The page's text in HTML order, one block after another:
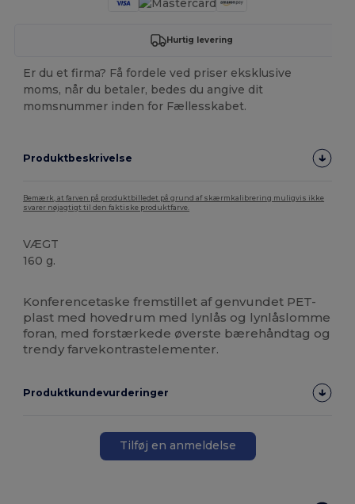
Hurtig levering
Er du et firma? Få fordele ved priser eksklusive
moms, når du betaler, bedes du angive dit
momsnummer inden for Fællesskabet.
Produktbeskrivelse
Bemærk, at farven på produktbilledet på grund af skærmkalibrering muligvis ikke
svarer nøjagtigt til den faktiske produktfarve.
VÆGT
160 g.
Konferencetaske fremstillet af genvundet PET-
plast med hovedrum med lynlås og lynlåslomme
foran, med forstærkede øverste bærehåndtag og
trendy farvekontrastelementer.
Produktkundevurderinger
Tilføj en anmeldelse